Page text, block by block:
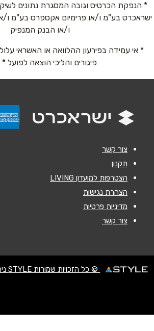
אנא חזרו אלי בקשר ל...
הודעה*
* הנפקת הכרטיס וגובה המסגרת נתונים
ישראכרט בע"מ ו/או פרימיום אקספרס בע"מ ו/
ו/או הבנק המנפיק
* אי עמידה בפירעון ההלוואה או האשראי
פיגורים והליכי הוצאה לפועל
צור קשר
תקנון
הצטרפות למועדון LIVING
הצהרת נגישות
מדיניות פרטיות
צור קשר
© כל הזכויות שמורות STYLE ניהול מועדוני לקוחות